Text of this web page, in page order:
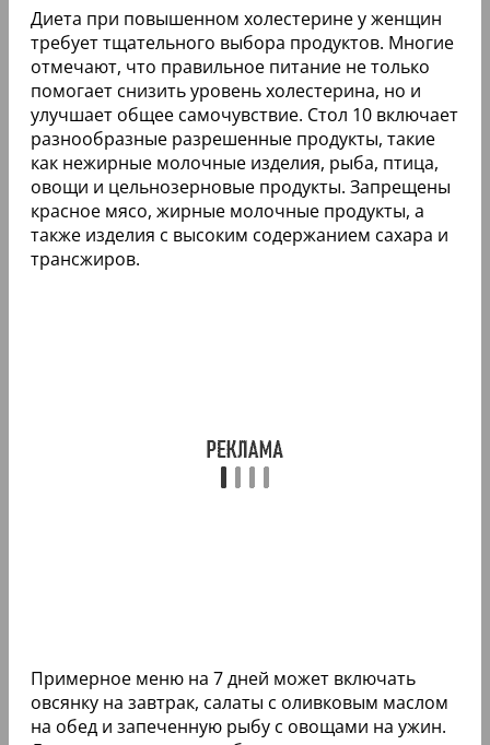
Диета при повышенном холестерине у женщин
требует тщательного выбора продуктов. Многие
отмечают, что правильное питание не только
помогает снизить уровень холестерина, но и
улучшает общее самочувствие. Стол 10 включает
разнообразные разрешенные продукты, такие
как нежирные молочные изделия, рыба, птица,
овощи и цельнозерновые продукты. Запрещены
красное мясо, жирные молочные продукты, а
также изделия с высоким содержанием сахара и
трансжиров.
Примерное меню на 7 дней может включать
овсянку на завтрак, салаты с оливковым маслом
на обед и запеченную рыбу с овощами на ужин.